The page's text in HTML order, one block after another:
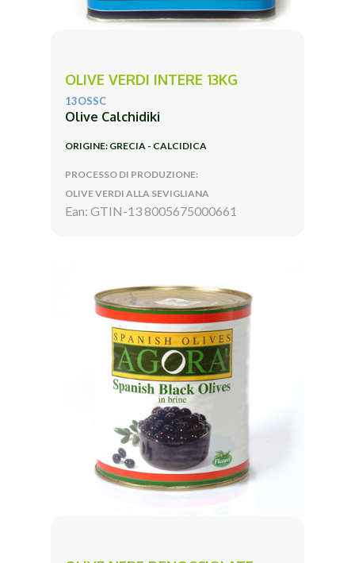
OLIVE VERDI INTERE 13KG
13OSSC
Olive Calchidiki
ORIGINE: GRECIA - CALCIDICA
PROCESSO DI PRODUZIONE:
OLIVE VERDI ALLA SEVIGLIANA
Ean: GTIN-13 8005675000661